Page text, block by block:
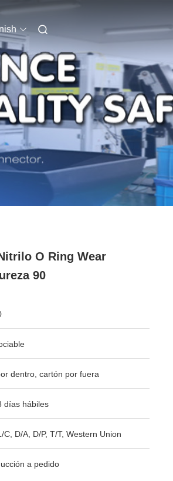
O Ring Wear
90
dentro, cartón por fuera
días hábiles
C, D/A, D/P, T/T, Western Union
a pedido